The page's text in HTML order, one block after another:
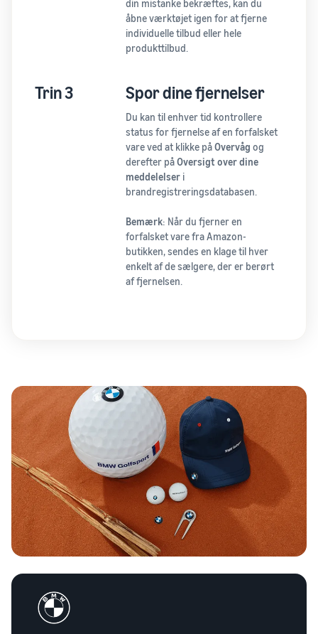
din mistanke bekræftes, kan du
åbne værktøjet igen for at fjerne
individuelle tilbud eller hele
produkttilbud.
Trin 3 Spor dine fjernelser
Du kan til enhver tid kontrollere
status for fjernelse af en forfalsket
vare ved at klikke påOvervåg og
derefter påOversigt over dine
meddelelseri
brandregistreringsdatabasen.
Bemærk: Når du fjerner en
forfalsket vare fra Amazon-
butikken, sendes en klage til hver
enkelt af de sælgere, der er berørt
af fjernelsen.